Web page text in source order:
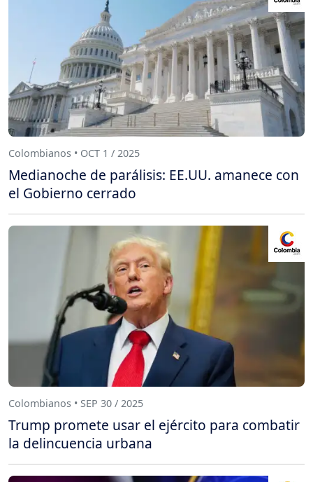
Colombianos • OCT 1 / 2025
Medianoche de parálisis: EE.UU. amanece con
el Gobierno cerrado
Colombianos • SEP 30 / 2025
Trump promete usar el ejército para combatir
la delincuencia urbana